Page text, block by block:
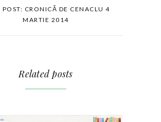
POST: CRONICĂ DE CENACLU 4
MARTIE 2014
Related posts